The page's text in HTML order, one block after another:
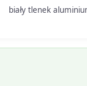
biały tlenek